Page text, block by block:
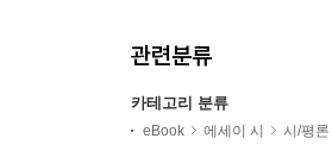
관련분류
카테고리 분류
eBook 에세이 시 시/평론